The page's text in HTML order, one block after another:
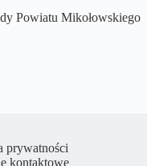
Powiatu Mikołowskiego
prywatności
kontaktowe